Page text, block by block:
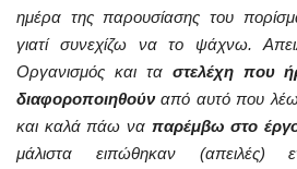
ημέρα της παρουσίασης του
γιατί συνεχίζω να το ψάχνω.
Οργανισμός και τα στελέχη που
διαφοροποιηθούναπό αυτό που λέω
και καλά πάω να παρέμβω στο
μάλιστα ειπώθηκαν (απειλές)